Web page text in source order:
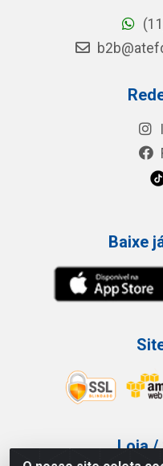
Baixe
Loja /